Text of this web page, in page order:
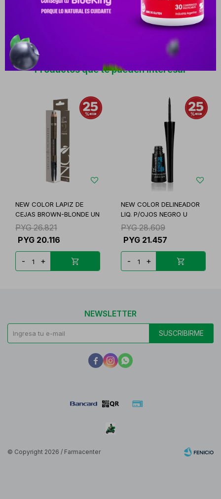
DESLIZAMIENTO. EL PERFECTO DELINEADO QUE CONSEGUIRÁS
Productos que te pueden interesar
NEW COLOR LAPIZ DE
CEJAS BROWN-BLONDE UN
PYG 26.821
PYG 20.116
- +
NEW COLOR DELINEADOR
LIQ. P/OJOS NEGRO U
PYG 28.609
PYG 21.457
- +
NEWSLETTER
SUSCRIBIRME
  
© Copyright 2026 / Farmacenter